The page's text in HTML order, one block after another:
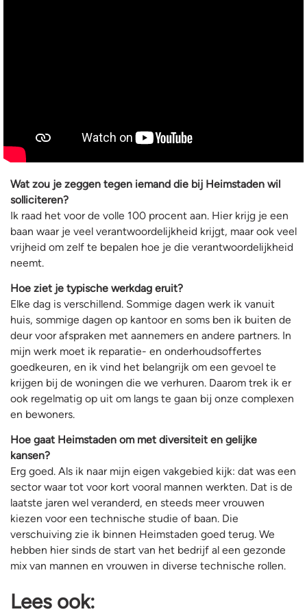
Wat zou je zeggen tegen iemand die bij Heimstaden wil
solliciteren?
Ik raad het voor de volle 100 procent aan. Hier krijg je een
baan waar je veel verantwoordelijkheid krijgt, maar ook veel
vrijheid om zelf te bepalen hoe je die verantwoordelijkheid
neemt.
Hoe ziet je typische werkdag eruit?
Elke dag is verschillend. Sommige dagen werk ik vanuit
huis, sommige dagen op kantoor en soms ben ik buiten de
deur voor afspraken met aannemers en andere partners. In
mijn werk moet ik reparatie- en onderhoudsoffertes
goedkeuren, en ik vind het belangrijk om een gevoel te
krijgen bij de woningen die we verhuren. Daarom trek ik er
ook regelmatig op uit om langs te gaan bij onze complexen
en bewoners.
Hoe gaat Heimstaden om met diversiteit en gelijke
kansen?
Erg goed. Als ik naar mijn eigen vakgebied kijk: dat was een
sector waar tot voor kort vooral mannen werkten. Dat is de
laatste jaren wel veranderd, en steeds meer vrouwen
kiezen voor een technische studie of baan. Die
verschuiving zie ik binnen Heimstaden goed terug. We
hebben hier sinds de start van het bedrijf al een gezonde
mix van mannen en vrouwen in diverse technische rollen.
Lees ook: